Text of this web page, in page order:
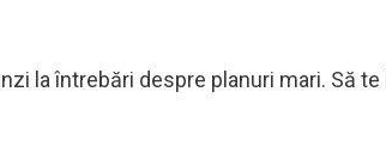
la întrebări despre planuri mari. Să te